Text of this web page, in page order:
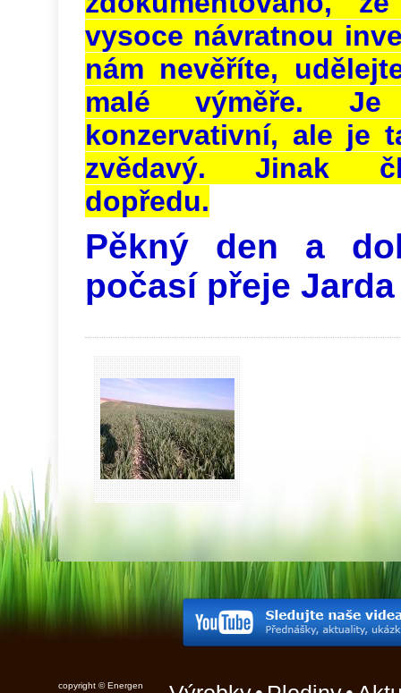
vysoce návratnou
nám nevěříte,
malé výměře.
konzervativní, ale je
zvědavý. Jinak
dopředu.
Pěkný den a
počasí přeje
copyright © Energen